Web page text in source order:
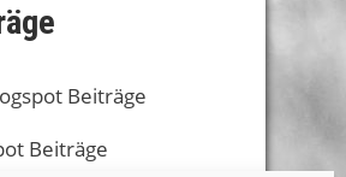
Beiträge
Beiträge